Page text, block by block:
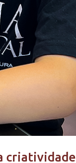
criatividade